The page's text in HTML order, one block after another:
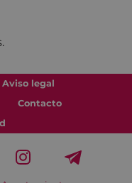
Aviso legal
Contacto